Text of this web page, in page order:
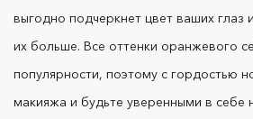
Стоит помнить о том, что осень
период свадеб. Стилисты и
позаботились и о свадебных
модными в свой самый
выгодно подчеркнет цвет ваших глаз
их больше. Все оттенки оранжевого
популярности, поэтому с гордостью
макияжа и будьте уверенными в себе